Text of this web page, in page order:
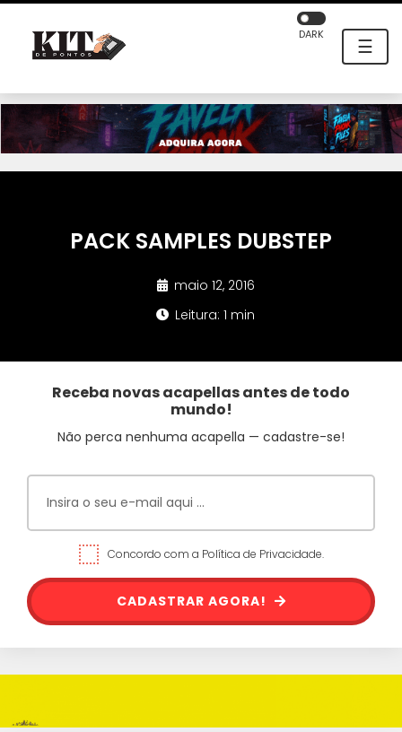
☰
DARK
PACK SAMPLES DUBSTEP
maio 12, 2016
Leitura: 1 min
Receba novas acapellas antes de todo
mundo!
Não perca nenhuma acapella — cadastre-se!
Concordo com a Política de Privacidade.
CADASTRAR AGORA!